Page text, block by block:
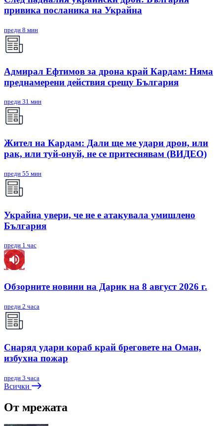
привика посланика на Украйна
преди 8 мин
Адмирал Ефтимов за дрона край Кардам: Няма
преднамерени действия срещу България
преди 31 мин
Жител на Кардам: Дали ще ме удари дрон, или
рак, или туй-онуй, не се притеснявам (ВИДЕО)
преди 55 мин
Украйна увери, че не е атакувала умишлено
България
преди 1 час
Обзорните новини на Дарик на 8 август 2026 г.
преди 2 часа
Снаряд удари кораб край бреговете на Оман,
избухна пожар
преди 3 часа
Всички
От мрежата